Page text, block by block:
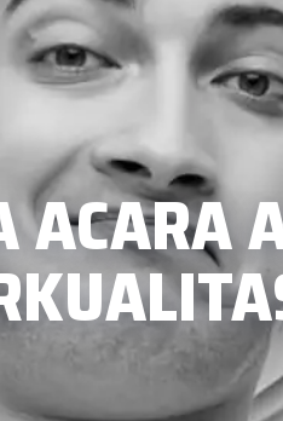
ACARA